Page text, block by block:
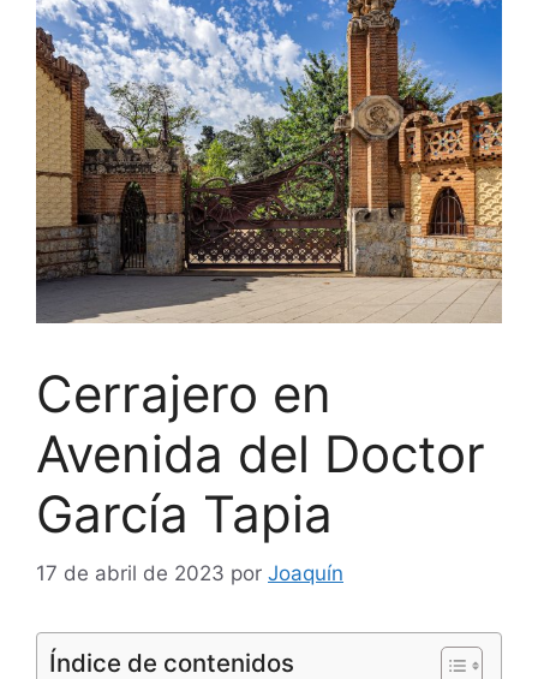
Cerrajero en
Avenida del Doctor
García Tapia
17 de abril de 2023 por Joaquín
Índice de contenidos